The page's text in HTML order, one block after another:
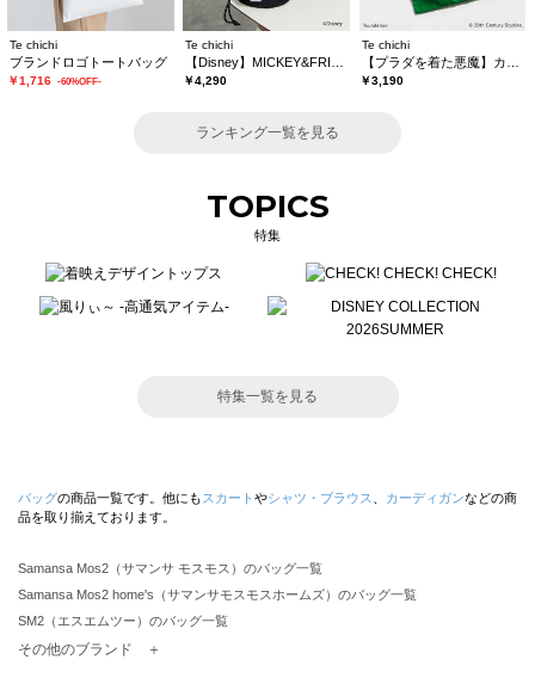
Te chichi
ブランドロゴトートバッグ
￥1,716 -60%OFF-
Te chichi
￥4,290
Te chichi
￥3,190
ランキング一覧を見る
TOPICS
特集
特集一覧を見る
バッグの商品一覧です。他にも スカート やシャツ・ブラウス カーディガンなどの商
品を取り揃えております。
Samansa Mos2（サマンサ モスモス）のバッグ一覧
Samansa Mos2 home's（サマンサモスモスホームズ）のバッグ一覧
SM2（エスエムツー）のバッグ一覧
TSUHARU by Samansa Mos2（ツハルバイサマンサモスモス）のバッグ一覧
その他のブランド ＋